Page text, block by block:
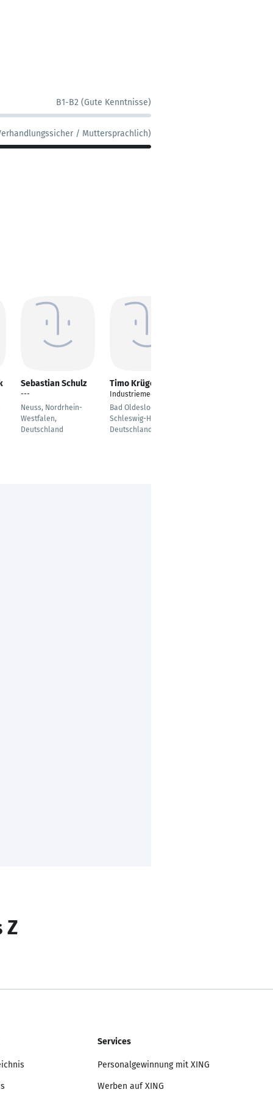
B1-B2 (Gute Kenntnisse)
/ Muttersprachlich)
Sebastian Schulz
---
Neuss, Nordrhein-
Westfalen,
Deutschland
Timo Krüger
Industriemechaniker
Bad Oldesloe,
Schleswig-Holstein,
Deutschland
Z
Services
Personalgewinnung mit XING
Werben auf XING